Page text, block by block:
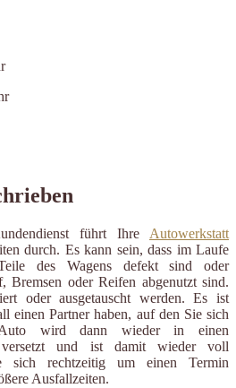
führt Ihre Autowerkstatt
durch. Es kann sein, dass im Laufe
des Wagens defekt sind oder
Bremsen oder Reifen abgenutzt sind.
oder ausgetauscht werden. Es ist
einen Partner haben, auf den Sie sich
wird dann wieder in einen
versetzt und ist damit wieder voll
sich rechtzeitig um einen Termin
Ausfallzeiten.